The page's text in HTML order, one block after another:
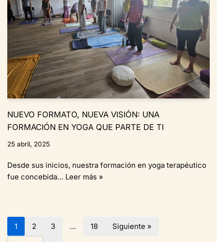
NUEVO FORMATO, NUEVA VISIÓN: UNA
FORMACIÓN EN YOGA QUE PARTE DE TI
25 abril, 2025
Desde sus inicios, nuestra formación en yoga terapéutico
fue concebida… Leer más »
1 2 3 … 18 Siguiente »